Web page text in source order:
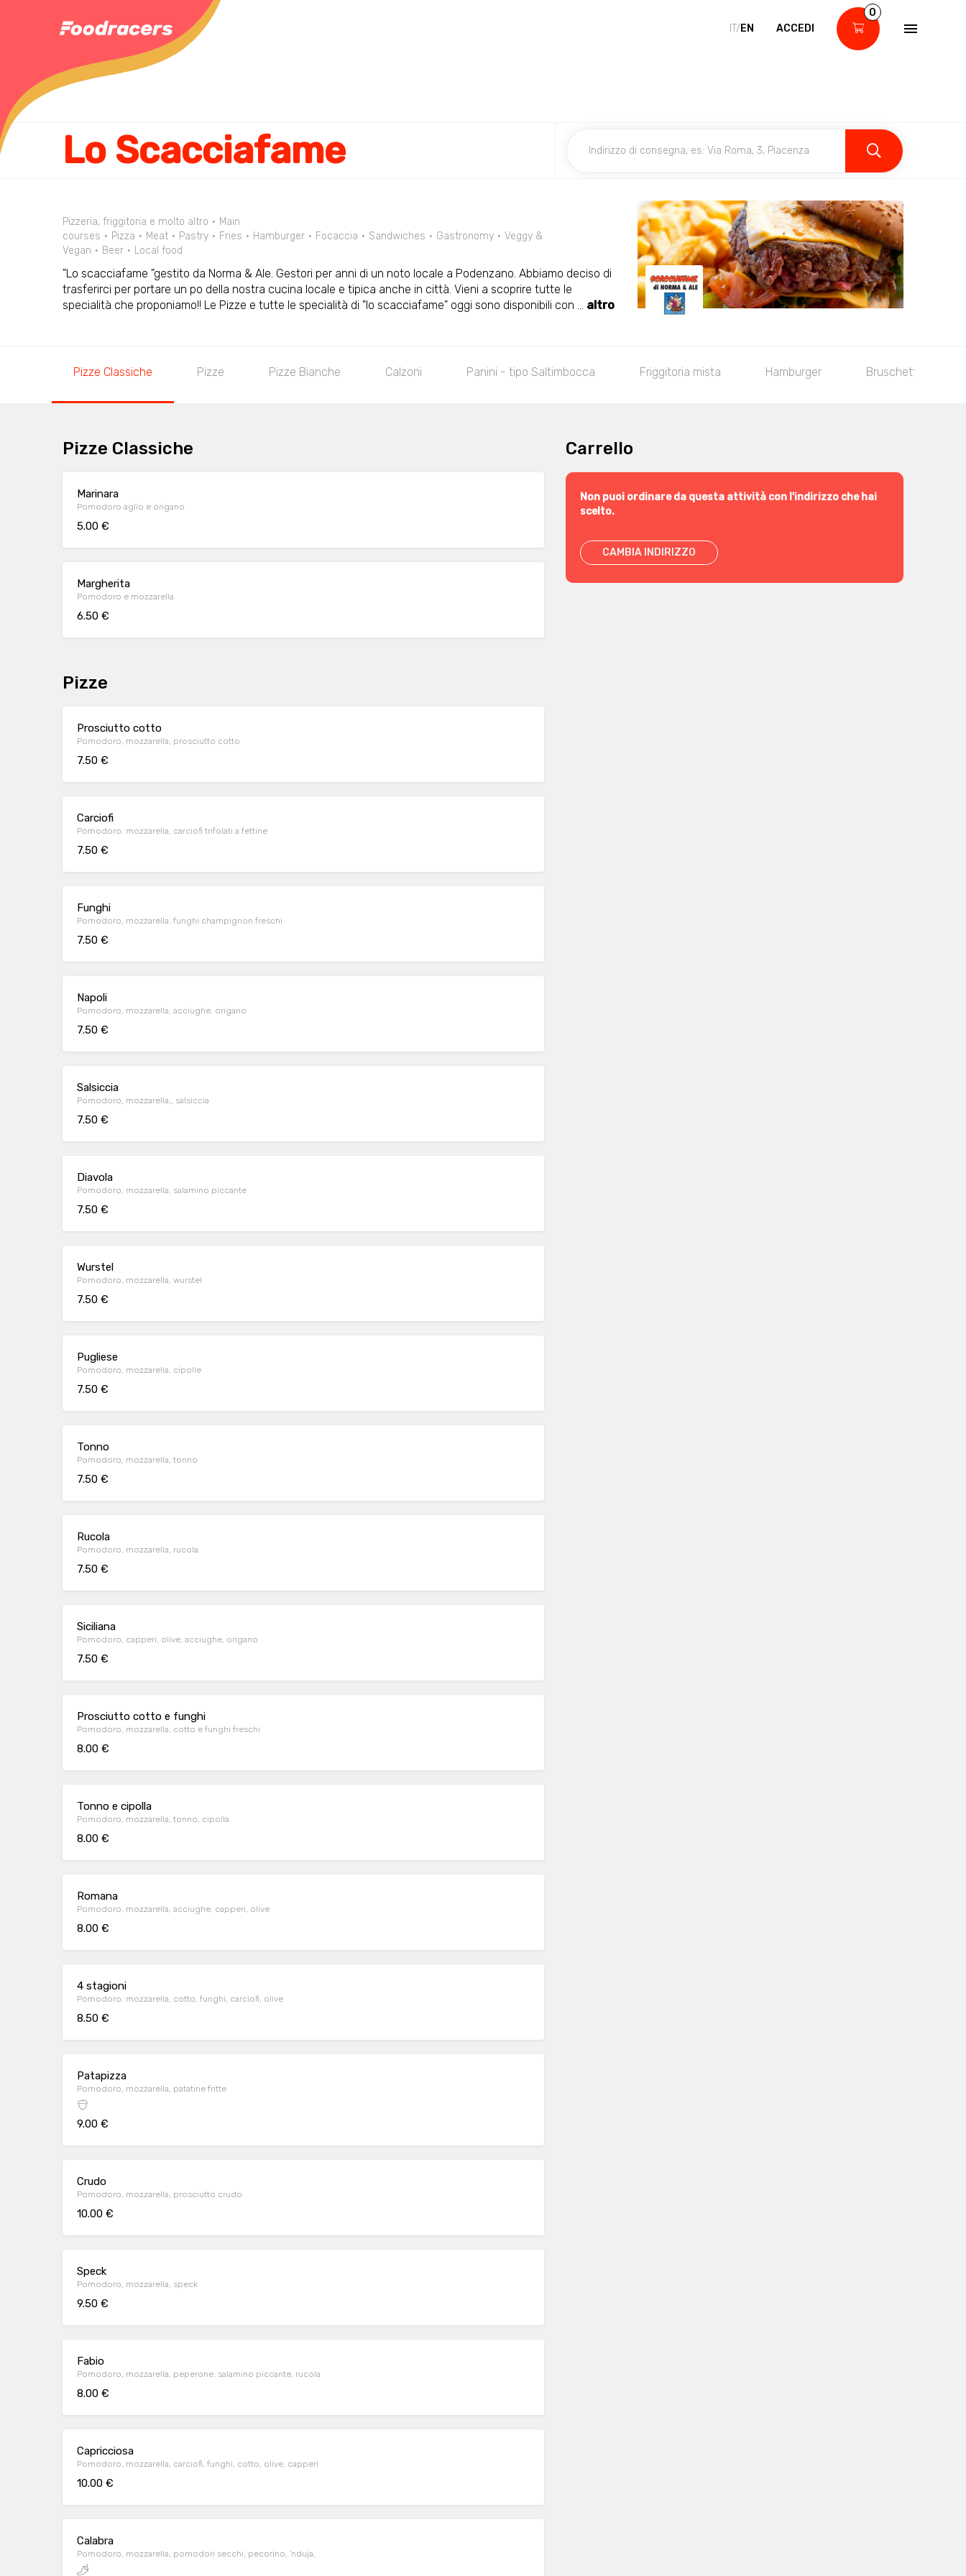
IT/EN ACCEDI
0
Lo Scacciafame
Pizzeria, friggitoria e molto altro
Main
courses
Pizza Meat Pastry Fries Hamburger Focaccia Sandwiches Gastronomy
Veggy &
Vegan
Beer Local food
"Lo scacciafame "gestito da Norma & Ale. Gestori per anni di un noto locale a Podenzano. Abbiamo deciso di
trasferirci per portare un po della nostra cucina locale e tipica anche in città. Vieni a scoprire tutte le
specialità che proponiamo!! Le Pizze e tutte le specialità di "lo scacciafame" oggi sono disponibili con ... altro
Pizze Classiche Pizze Pizze Bianche Calzoni Panini - tipo Saltimbocca Friggitoria mista Hamburger Bruschettone
Pizze Classiche
Marinara
Pomodoro aglio e origano
5.00 €
Margherita
Pomodoro e mozzarella
6.50 €
Pizze
Prosciutto cotto
Pomodoro, mozzarella, prosciutto cotto
7.50 €
Carciofi
Pomodoro, mozzarella, carciofi trifolati a fettine
7.50 €
Funghi
Pomodoro, mozzarella, funghi champignon freschi
7.50 €
Napoli
Pomodoro, mozzarella, acciughe, origano
7.50 €
Salsiccia
Pomodoro, mozzarella,, salsiccia
7.50 €
Diavola
Pomodoro, mozzarella, salamino piccante
7.50 €
Wurstel
Pomodoro, mozzarella, wurstel
7.50 €
Pugliese
Pomodoro, mozzarella, cipolle
7.50 €
Tonno
Pomodoro, mozzarella, tonno
7.50 €
Rucola
Pomodoro, mozzarella, rucola
7.50 €
Siciliana
Pomodoro, capperi, olive, acciughe, origano
7.50 €
Prosciutto cotto e funghi
Pomodoro, mozzarella, cotto e funghi freschi
8.00 €
Tonno e cipolla
Pomodoro, mozzarella, tonno, cipolla
8.00 €
Romana
Pomodoro, mozzarella, acciughe, capperi, olive
8.00 €
4 stagioni
Pomodoro, mozzarella, cotto, funghi, carciofi, olive
8.50 €
Patapizza
Pomodoro, mozzarella, patatine fritte
9.00 €
Crudo
Pomodoro, mozzarella, prosciutto crudo
10.00 €
Speck
Pomodoro, mozzarella, speck
9.50 €
Fabio
Pomodoro, mozzarella, peperone, salamino piccante, rucola
8.00 €
Capricciosa
Pomodoro, mozzarella, carciofi, funghi, cotto, olive, capperi
10.00 €
Calabra
Pomodoro, mozzarella, pomodori secchi, pecorino, 'nduja,
Carrello
Non puoi ordinare da questa attività con l'indirizzo che hai
scelto.
CAMBIA INDIRIZZO